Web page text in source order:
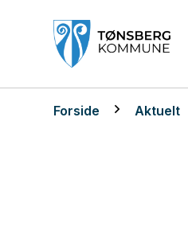
Du er her:
Forside Aktuelt